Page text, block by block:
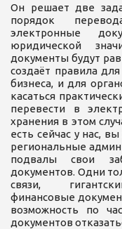
Он решает две
порядок
электронные
юридической
документы будут
создаёт правила
бизнеса, и для
касаться
перевести в
хранения в этом
есть сейчас у нас,
региональные
подвалы свои
документов. Одни
связи,
финансовые
возможность по
документов